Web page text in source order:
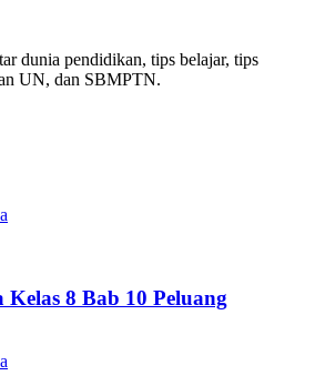
dunia pendidikan, tips belajar, tips
UN, dan SBMPTN.
8 Bab 10 Peluang